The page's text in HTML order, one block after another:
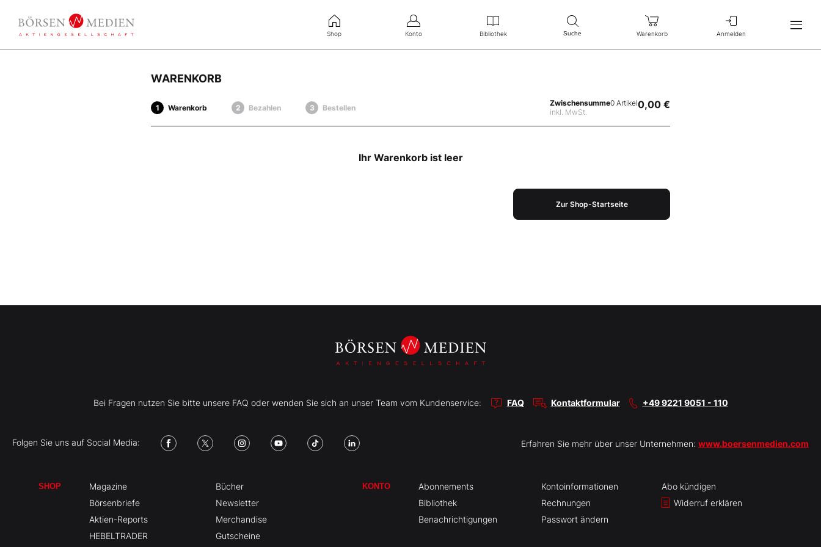
Shop Konto Bibliothek Suche Warenkorb Anmelden
WARENKORB
Warenkorb Bezahlen Bestellen
Zwischensumme
inkl. MwSt.
0 Artikel0,00 €
Ihr Warenkorb ist leer
Zur Shop-Startseite
Bei Fragen nutzen Sie bitte unsere FAQ oder wenden Sie sich an unser Team vom Kundenservice: FAQ Kontaktformular +49 9221 9051 - 110
Folgen Sie uns auf Social Media: Erfahren Sie mehr über unser Unternehmen: www.boersenmedien.com
SHOP
Magazine
Börsenbriefe
Aktien-Reports
HEBELTRADER
Bücher
Newsletter
Merchandise
Gutscheine
KONTO
Abonnements
Bibliothek
Benachrichtigungen
Kontoinformationen
Rechnungen
Passwort ändern
Abo kündigen
Widerruf erklären